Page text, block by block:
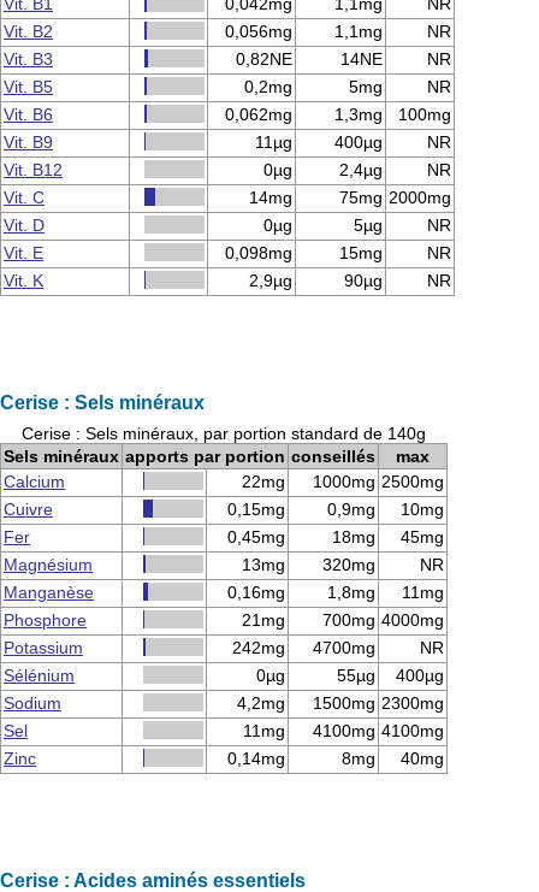
Vit. B2
0,056mg 1,1mg
NR
Vit. B3
0,82NE 14NE
NR
Vit. B5
0,2mg 5mg
NR
Vit. B6
0,062mg 1,3mg
100mg
Vit. B9
11µg 400µg
NR
Vit. B12
0µg 2,4µg
NR
Vit. C
14mg 75mg 2000mg
Vit. D
0µg 5µg
NR
Vit. E
0,098mg 15mg
NR
Vit. K
2,9µg 90µg NR
Cerise : Sels minéraux
Cerise : Sels minéraux, par portion standard de 140g
Sels minéraux apports par portion conseillés
max
Calcium
22mg 1000mg 2500mg
Cuivre
0,15mg 0,9mg
10mg
Fer
0,45mg 18mg
45mg
Magnésium
13mg 320mg
NR
Manganèse
0,16mg 1,8mg
11mg
Phosphore
21mg 700mg 4000mg
Potassium
242mg 4700mg
NR
Sélénium
0µg 55µg
400µg
Sodium
4,2mg 1500mg 2300mg
Sel
11mg 4100mg 4100mg
Zinc
0,14mg 8mg 40mg
Cerise : Acides aminés essentiels